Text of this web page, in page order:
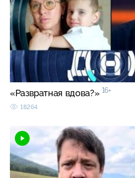
«Развратная вдова?» 16+
18264